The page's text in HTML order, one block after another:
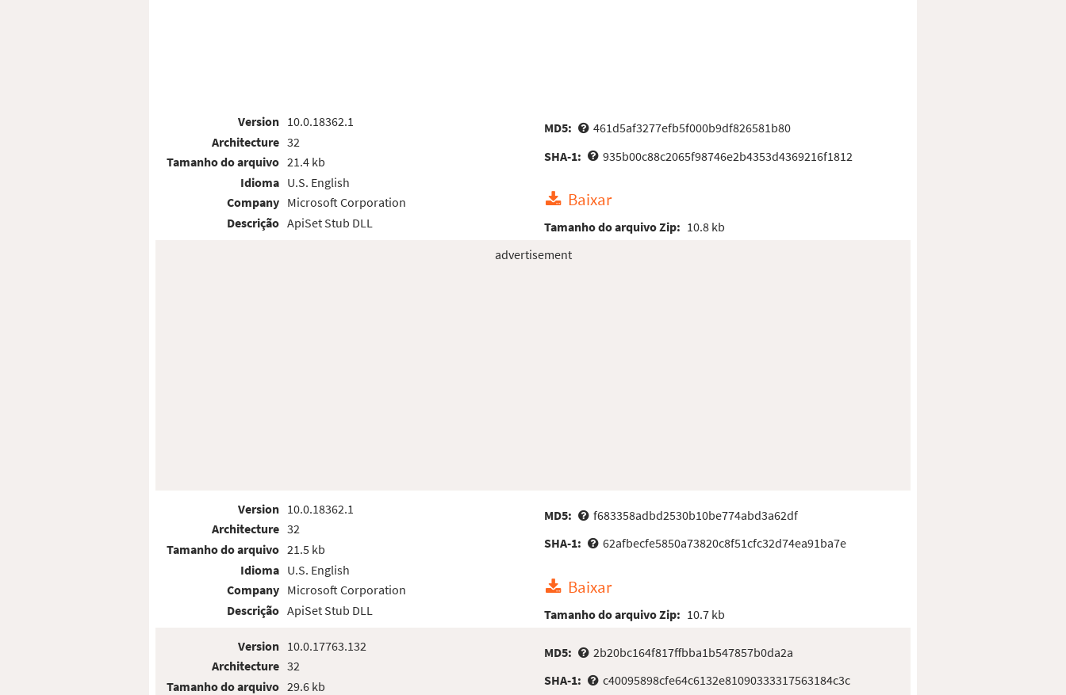
Version
Architecture
Tamanho do arquivo
Idioma
Company
Descrição
10.0.18362.1
32
21.4 kb
U.S. English
Microsoft Corporation
ApiSet Stub DLL
MD5:
461d5af3277efb5f000b9df826581b80
SHA-1:
935b00c88c2065f98746e2b4353d4369216f1812
Baixar
Tamanho do arquivo Zip: 10.8 kb
advertisement
Version
Architecture
Tamanho do arquivo
Idioma
Company
Descrição
10.0.18362.1
32
21.5 kb
U.S. English
Microsoft Corporation
ApiSet Stub DLL
MD5:
f683358adbd2530b10be774abd3a62df
SHA-1:
62afbecfe5850a73820c8f51cfc32d74ea91ba7e
Baixar
Tamanho do arquivo Zip: 10.7 kb
Version
Architecture
Tamanho do arquivo
10.0.17763.132
32
29.6 kb
MD5:
2b20bc164f817ffbba1b547857b0da2a
SHA-1:
c40095898cfe64c6132e81090333317563184c3c